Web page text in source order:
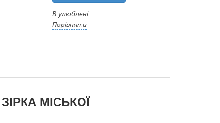
В улюблені
Порівняти
МІСЬКОЇ